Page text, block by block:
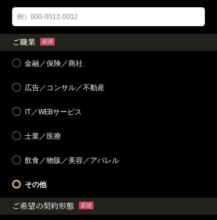
ご職業 必須
金融／保険／商社
広告／コンサル／不動産
IT／WEBサービス
士業／医療
飲食／物販／美容／アパレル
その他
ご希望の契約形態 必須